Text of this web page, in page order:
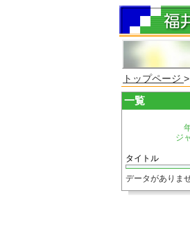
トップページ >
一覧
ジ
タイトル
データがありませ